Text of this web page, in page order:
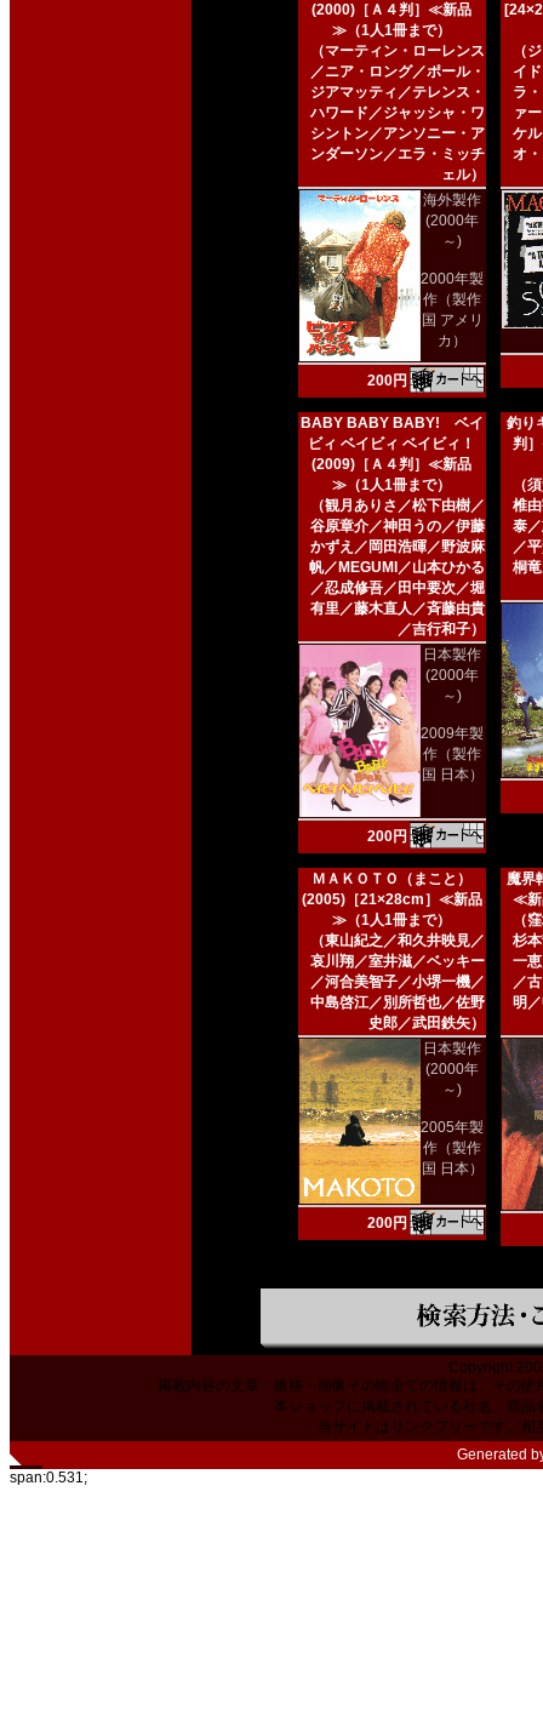
(2000)［Ａ４判］≪新品
≫（1人1冊まで）
（マーティン・ローレンス
／ニア・ロング／ポール・
ジアマッティ／テレンス・
ハワード／ジャッシャ・ワ
シントン／アンソニー・ア
ンダーソン／エラ・ミッチ
ェル）
海外製作
(2000年
～)
2000年製
作（製作
国 アメリ
カ）
200円
（
イ
ラ
ァ
ケ
オ
BABY BABY BABY! ベイ
ビィ ベイビィ ベイビィ！
(2009)［Ａ４判］≪新品
≫（1人1冊まで）
（観月ありさ／松下由樹／
谷原章介／神田うの／伊藤
かずえ／岡田浩暉／野波麻
帆／MEGUMI／山本ひかる
／忍成修吾／田中要次／堀
有里／藤木直人／斉藤由貴
／吉行和子）
日本製作
(2000年
～)
2009年製
作（製作
国 日本）
200円
釣り
判
（
椎
泰
／
桐
ＭＡＫＯＴＯ（まこと）
(2005)［21×28cm］≪新品
≫（1人1冊まで）
（東山紀之／和久井映見／
哀川翔／室井滋／ベッキー
／河合美智子／小堺一機／
中島啓江／別所哲也／佐野
史郎／武田鉄矢）
日本製作
(2000年
～)
2005年製
作（製作
国 日本）
200円
魔界
≪新
（
杉
一
／
明
Copyright
掲載内容の文章・価格・画像その他全ての情報は、その
本ショップに掲載されている社名、商
当サイトはリンクフリーです。相
Generated
span:0.531;